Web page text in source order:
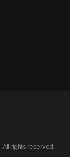
All rights reserved.